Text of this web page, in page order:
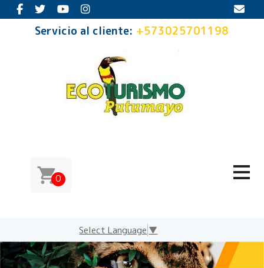
Servicio al cliente: +573025701198
0
Select Language ▼